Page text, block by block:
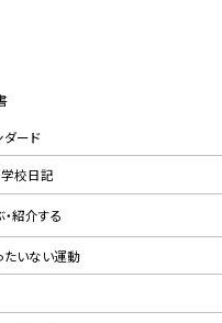
ード
校日記
紹介する
たいない運動